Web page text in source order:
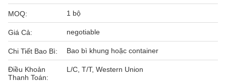
MOQ: 1 bộ
Giá Cả: negotiable
Chi Tiết Bao Bì: Bao bì khung hoặc container
Điều Khoản
Thanh Toán:
L/C, T/T, Western Union